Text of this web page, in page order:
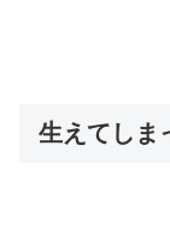
生えてしま